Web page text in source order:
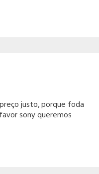
justo, porque foda
sony queremos